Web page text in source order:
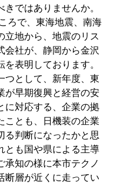
ではありませんか。
ろで、東海地震、南海
立地から、地震のリス
会社が、静岡から金沢
表明しております。
つとして、新年度、東
が早期復興と経営の安
に対応する、企業の拠
ことも、日機装の企業
る判断になったかと思
とも国や県による主導
承知の様に本市テクノ
断層が近くに走ってい